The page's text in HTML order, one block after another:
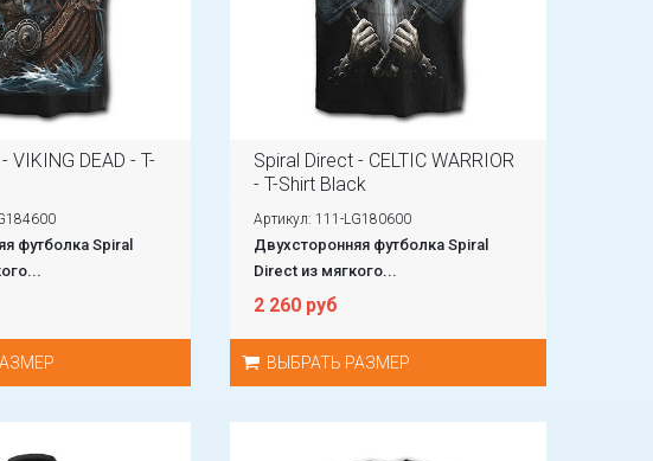
VIKING DEAD - T-
футболка Spiral
Spiral Direct - CELTIC WARRIOR
- T-Shirt Black
Артикул: 111-LG180600
Двухсторонняя футболка Spiral
Direct из мягкого...
2 260 руб
ВЫБРАТЬ РАЗМЕР